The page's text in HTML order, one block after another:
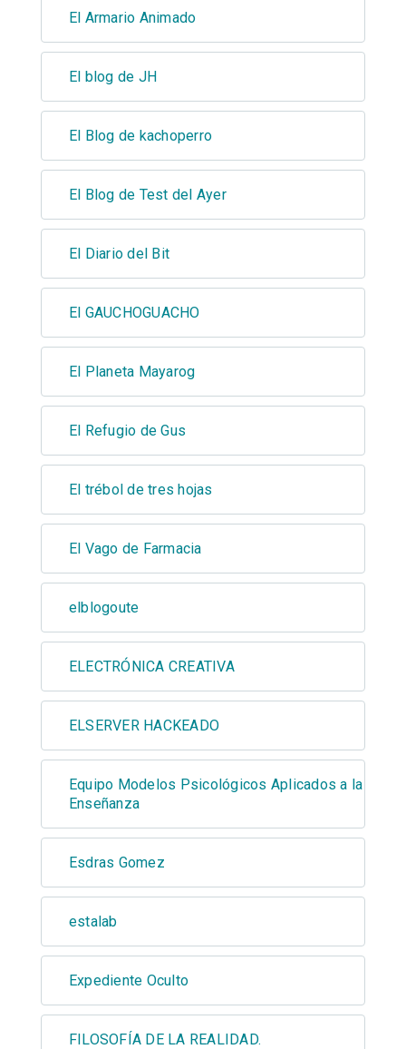
El Armario Animado
El blog de JH
El Blog de kachoperro
El Blog de Test del Ayer
El Diario del Bit
El GAUCHOGUACHO
El Planeta Mayarog
El Refugio de Gus
El trébol de tres hojas
El Vago de Farmacia
elblogoute
ELECTRÓNICA CREATIVA
ELSERVER HACKEADO
Equipo Modelos Psicológicos Aplicados a la
Enseñanza
Esdras Gomez
estalab
Expediente Oculto
FILOSOFÍA DE LA REALIDAD.